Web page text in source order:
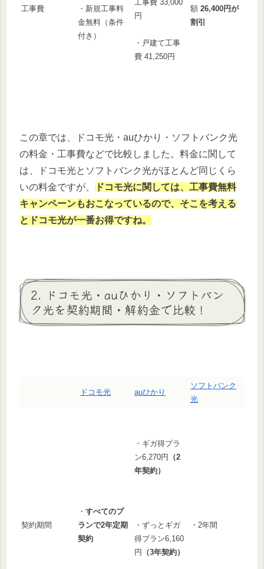
工事費
・新規工事料
金無料（条件
付き）
工事費 33,000
円
・戸建て工事
費 41,250円
額 26,400円が
割引
この章では、ドコモ光・auひかり・ソフトバンク光
の料金・工事費などで比較しました。料金に関して
は、ドコモ光とソフトバンク光がほとんど同じくら
いの料金ですが、
ドコモ光に関しては、工事費無料
キャンペーンもおこなっているので、そこを考える
とドコモ光が一番お得ですね。
2. ドコモ光・auひかり・ソフトバン
ク光を契約期間・解約金で比較！
ドコモ光 auひかり
ソフトバンク
光
契約期間
・ すべてのプ
ランで2年定期
契約
・ギガ得プラ
ン6,270円
（2
年契約）
・ずっとギガ
得プラン6,160
円
（3年契約）
・2年間